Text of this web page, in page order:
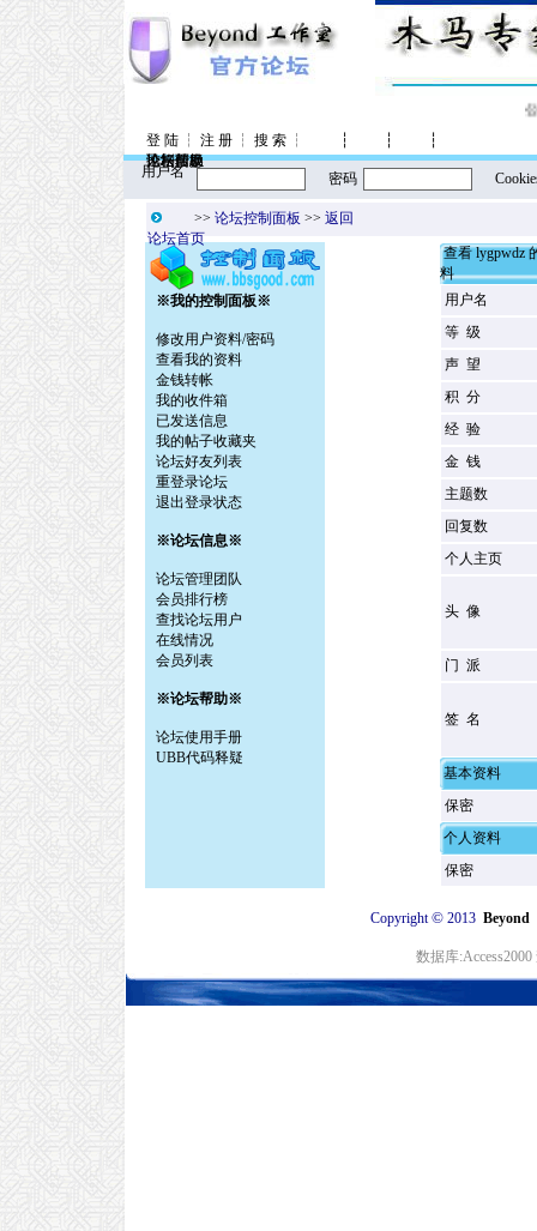
登 陆┆ 注 册┆ 搜 索┆
控制面板
┆
论坛信息
┆
风格转换
┆
论坛帮助
用户名 密码
论坛首页
>> 论坛控制面板 >> 返回
※我的控制面板※
修改用户资料/密码
查看我的资料
金钱转帐
我的收件箱
已发送信息
我的帖子收藏夹
论坛好友列表
重登录论坛
退出登录状态
※论坛信息※
论坛管理团队
会员排行榜
查找论坛用户
在线情况
会员列表
※论坛帮助※
论坛使用手册
UBB代码释疑
查看 lygpwdz
料
用户名
等 级
声 望
积 分
经 验
金 钱
主题数
回复数
个人主页
头 像
门 派
签 名
基本资料
保密
个人资料
保密
Copyright©2013
数据库